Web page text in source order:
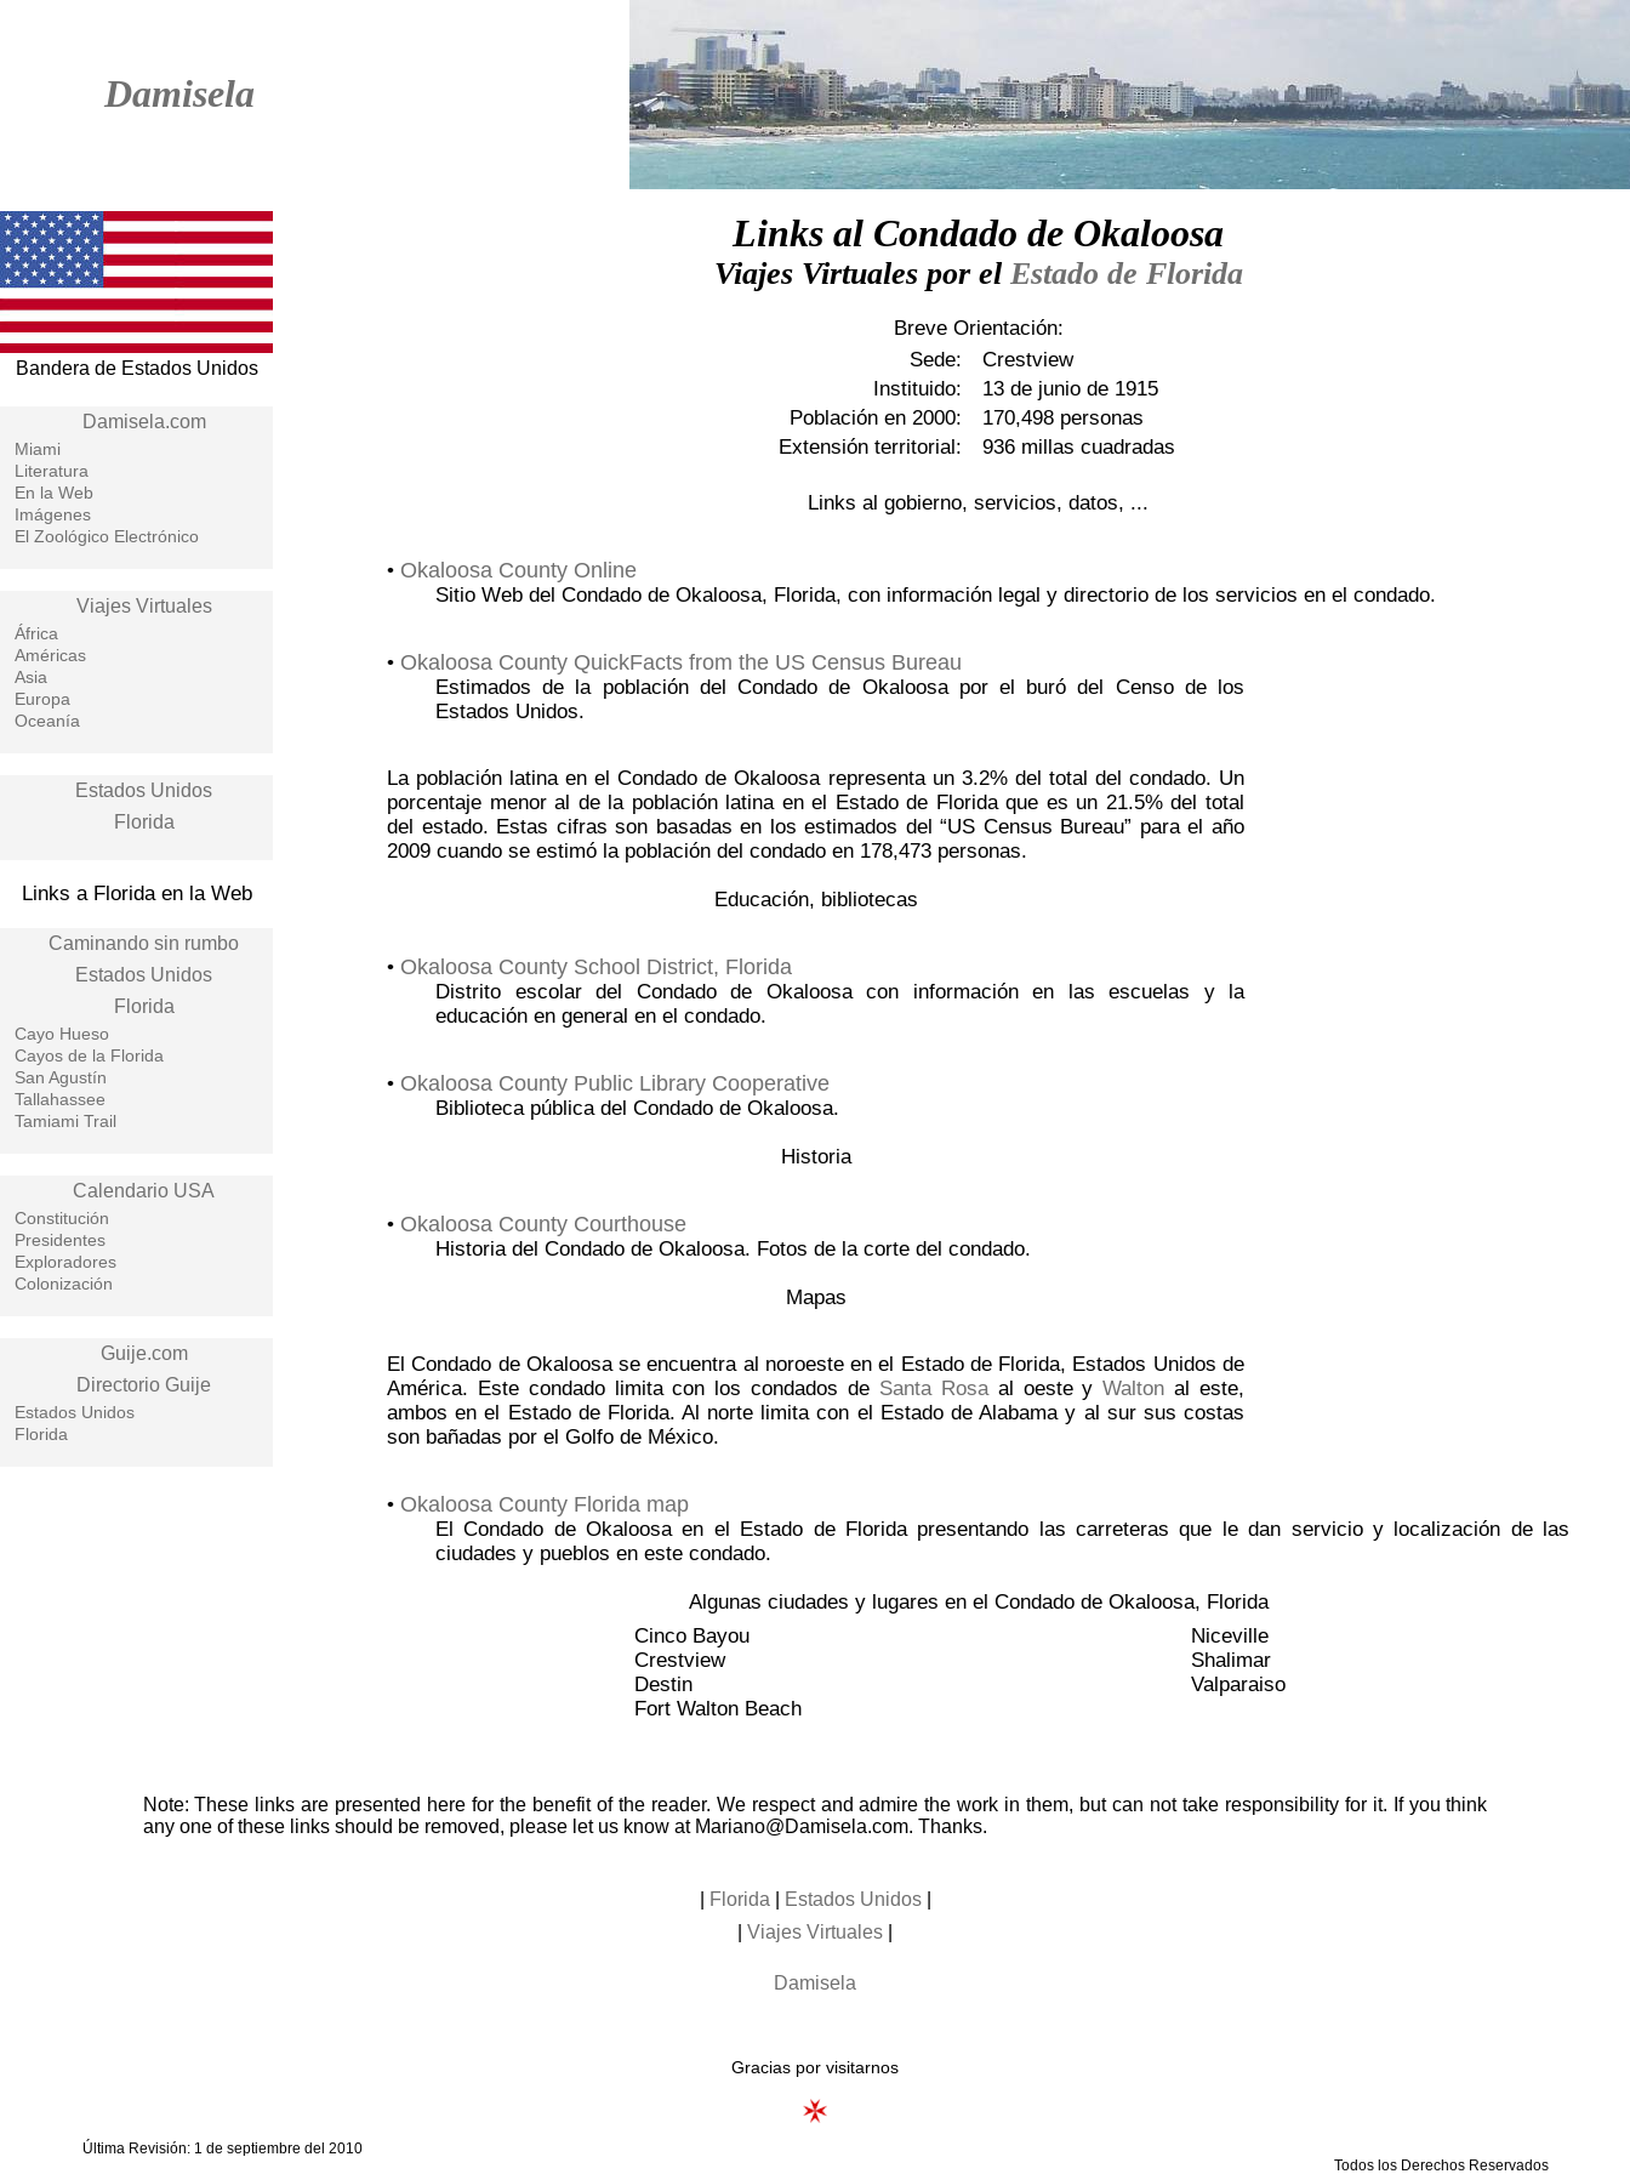
Damisela
Bandera de Estados Unidos
Damisela.com
Miami
Literatura
En la Web
Imágenes
El Zoológico Electrónico
Viajes Virtuales
África
Américas
Asia
Europa
Oceanía
Estados Unidos
Florida
Links a Florida en la Web
Caminando sin rumbo
Estados Unidos
Florida
Cayo Hueso
Cayos de la Florida
San Agustín
Tallahassee
Tamiami Trail
Calendario USA
Constitución
Presidentes
Exploradores
Colonización
Guije.com
Directorio Guije
Estados Unidos
Florida
Links al Condado de Okaloosa
Viajes Virtuales por el Estado de Florida
Breve Orientación:
Sede:
Crestview
Instituido:
13 de junio de 1915
Población en 2000:
170,498 personas
Extensión territorial:
936 millas cuadradas
Links al gobierno, servicios, datos, ...
• Okaloosa County Online
Sitio Web del Condado de Okaloosa, Florida, con información legal y directorio de los servicios en el condado.
• Okaloosa County QuickFacts from the US Census Bureau
Estimados de la población del Condado de Okaloosa por el buró del Censo de los
Estados Unidos.
La población latina en el Condado de Okaloosa representa un 3.2% del total del condado. Un
porcentaje menor al de la población latina en el Estado de Florida que es un 21.5% del total
del estado. Estas cifras son basadas en los estimados del “US Census Bureau” para el año
2009 cuando se estimó la población del condado en 178,473 personas.
Educación, bibliotecas
• Okaloosa County School District, Florida
Distrito escolar del Condado de Okaloosa con información en las escuelas y la
educación en general en el condado.
• Okaloosa County Public Library Cooperative
Biblioteca pública del Condado de Okaloosa.
Historia
• Okaloosa County Courthouse
Historia del Condado de Okaloosa. Fotos de la corte del condado.
Mapas
El Condado de Okaloosa se encuentra al noroeste en el Estado de Florida, Estados Unidos de
América. Este condado limita con los condados de Santa Rosaal oeste yWalton al este,
ambos en el Estado de Florida. Al norte limita con el Estado de Alabama y al sur sus costas
son bañadas por el Golfo de México.
• Okaloosa County Florida map
El Condado de Okaloosa en el Estado de Florida presentando las carreteras que le dan servicio y localización de las
ciudades y pueblos en este condado.
Algunas ciudades y lugares en el Condado de Okaloosa, Florida
Cinco Bayou
Crestview
Destin
Fort Walton Beach
Niceville
Shalimar
Valparaiso
Note: These links are presented here for the benefit of the reader. We respect and admire the work in them, but can not take responsibility for it. If you think
any one of these links should be removed, please let us know at Mariano@Damisela.com. Thanks.
Florida Estados Unidos|
Viajes Virtuales
Damisela
Gracias por visitarnos
Última Revisión: 1 de septiembre del 2010
Todos los Derechos Reservados